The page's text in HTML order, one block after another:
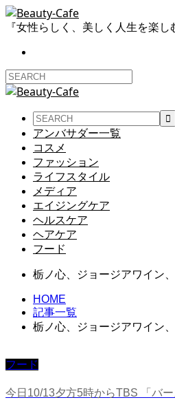
『女性らしく、美しく人生を楽
アンバサダー一覧
コスメ
ファッション
ライフスタイル
メディア
エイジングケア
ヘルスケア
ヘアケア
フード
栃ノ心、ジョージアワイン
HOME
記事一覧
栃ノ心、ジョージアワイン
フード
今日10/13夕方5時からTBS 「バ